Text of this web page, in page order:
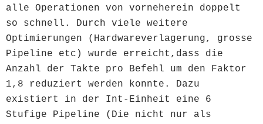
alle Operationen von vorneherein doppelt
so schnell. Durch viele weitere
Optimierungen (Hardwareverlagerung, grosse
Pipeline etc) wurde erreicht,dass die
Anzahl der Takte pro Befehl um den Faktor
1,8 reduziert werden konnte. Dazu
existiert in der Int-Einheit eine 6
Stufige Pipeline (Die nicht nur als